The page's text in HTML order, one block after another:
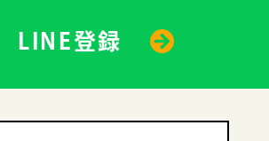
LINE登録